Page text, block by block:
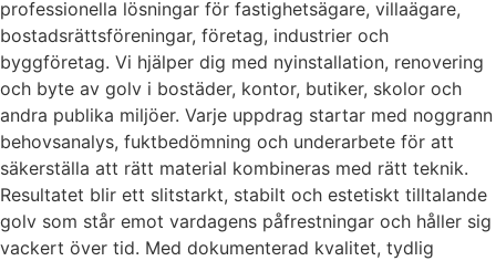
professionella lösningar för fastighetsägare, villaägare,
bostadsrättsföreningar, företag, industrier och
byggföretag. Vi hjälper dig med nyinstallation, renovering
och byte av golv i bostäder, kontor, butiker, skolor och
andra publika miljöer. Varje uppdrag startar med noggrann
behovsanalys, fuktbedömning och underarbete för att
säkerställa att rätt material kombineras med rätt teknik.
Resultatet blir ett slitstarkt, stabilt och estetiskt tilltalande
golv som står emot vardagens påfrestningar och håller sig
vackert över tid. Med dokumenterad kvalitet, tydlig